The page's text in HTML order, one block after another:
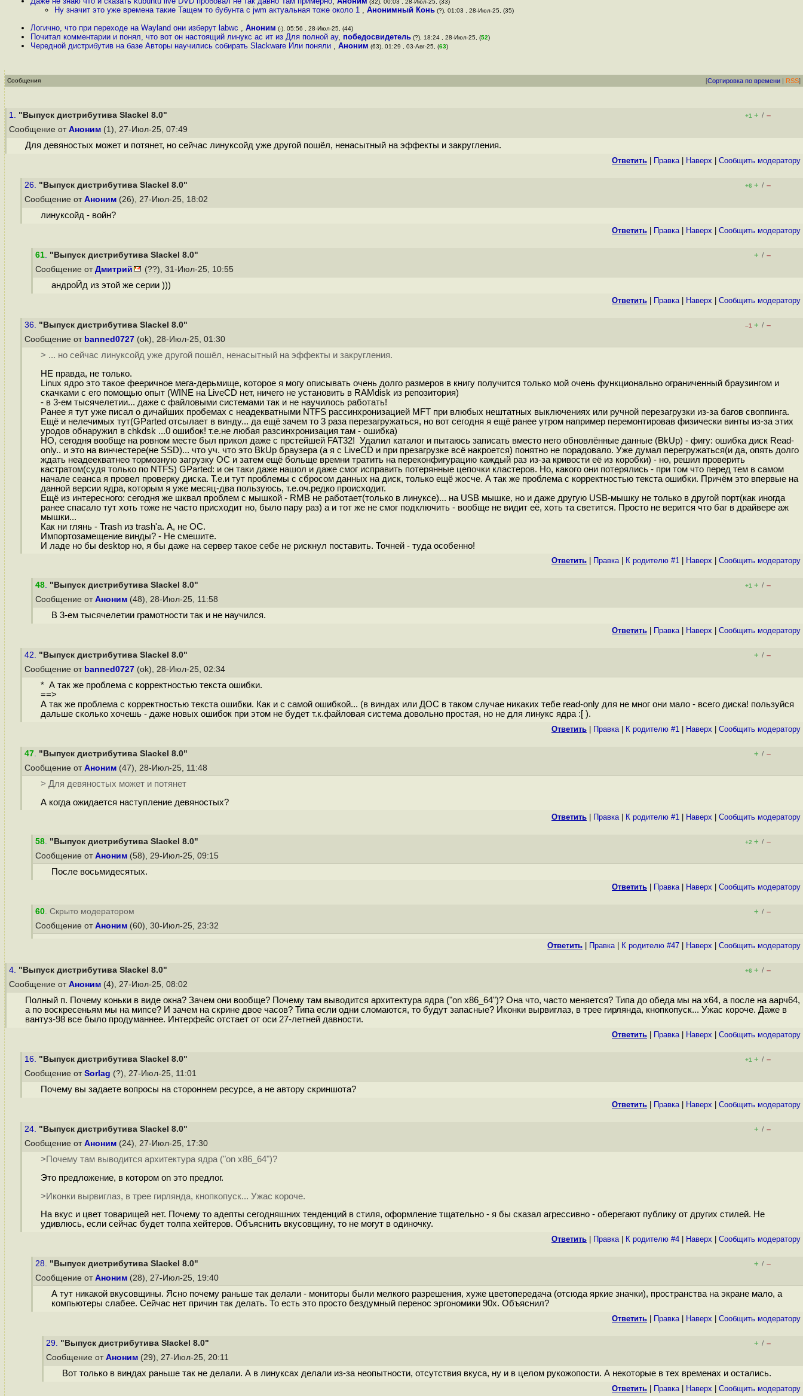
(32), 00:03 , 28-Июл-25, (33)
Ну значит это уже времена такие Тащем то бубунта с jwm актуальная тоже около 1 , Анонимный Конь (?), 01:03 , 28-Июл-25, (35)
Логично, что при переходе на Wayland они изберут labwc , Аноним (-), 05:56 , 28-Июл-25, (44)
Почитал комментарии и понял, что вот он настоящий линукс ас ит из Для полной ау, победосвидетель (?), 18:24 , 28-Июл-25, (52)
Чередной дистрибутив на базе Авторы научились собирать Slackware Или поняли , Аноним (63), 01:29 , 03-Авг-25, (63)
Сообщения [Сортировка по времени | RSS]
1. "Выпуск дистрибутива Slackel 8.0" +1 + / –
Сообщение от Аноним (1), 27-Июл-25, 07:49
Для девяностых может и потянет, но сейчас линуксойд уже другой пошёл, ненасытный на эффекты и закругления.
Ответить Правка| Наверх Cообщить модератору
26. "Выпуск дистрибутива Slackel 8.0" +6 + / –
Сообщение от Аноним (26), 27-Июл-25, 18:02
линуксойд - войн?
Ответить Правка| Наверх Cообщить модератору
61. "Выпуск дистрибутива Slackel 8.0" + / –
Сообщение от Дмитрий (??), 31-Июл-25, 10:55
андроЙд из этой же серии )))
Ответить Правка| Наверх Cообщить модератору
36. "Выпуск дистрибутива Slackel 8.0" –1 + / –
Сообщение от banned0727 (ok), 28-Июл-25, 01:30
> ... но сейчас линуксойд уже другой пошёл, ненасытный на эффекты и закругления.
НЕ правда, не только.
Linux ядро это такое фееричное мега-дерьмище, которое я могу описывать очень долго размеров в книгу получится только мой очень функционально ограниченный браузингом и
скачками с его помощью опыт (WINE на LiveCD нет, ничего не установить в RAMdisk из репозитория)
- в 3-ем тысячелетии... даже с файловыми системами так и не научилось работать!
Ранее я тут уже писал о дичайших пробемах с неадекватными NTFS рассинхронизацией MFT при влюбых нештатных выключениях или ручной перезагрузки из-за багов своппинга.
Ещё и нелечимых тут(GParted отсылает в винду... да ещё зачем то 3 раза перезагружаться, но вот сегодня я ещё ранее утром например перемонтировав физически винты из-за этих
уродов обнаружил в chkdsk ...0 ошибок! т.е.не любая разсинхронизация там - ошибка)
НО, сегодня вообще на ровном месте был прикол даже с прстейшей FAT32! Удалил каталог и пытаюсь записать вместо него обновлённые данные (BkUp) - фигу: ошибка диск Read-
only.. и это на винчестере(не SSD)... что уч. что это BkUp браузера (а я с LiveCD и при презагрузке всё накроется) понятно не порадовало. Уже думал перегружаться(и да, опять долго
ждать неадеекватнео тормозную загрузку ОС и затем ещё больще времни тратить на переконфигурацию каждый раз из-за кривости её из коробки) - но, решил проверить
кастратом(судя только по NTFS) GParted: и он таки даже нашол и даже смог исправить потерянные цепочки кластеров. Но, какого они потерялись - при том что перед тем в самом
начале сеанса я провел проверку диска. Т.е.и тут проблемы с сбросом данных на диск, только ещё жосче. А так же проблема с корректностью текста ошибки. Причём это впервые на
данной версии ядра, которым я уже месяц-два пользуюсь, т.е.оч.редко происходит.
Ещё из интересного: сегодня же шквал проблем с мышкой - RMB не работает(только в линуксе)... на USB мышке, но и даже другую USB-мышку не только в другой порт(как иногда
ранее спасало тут хоть тоже не часто присходит но, было пару раз) а и тот же не смог подключить - вообще не видит её, хоть та светится. Просто не верится что баг в драйвере аж
мышки...
Как ни глянь - Trash из trash'a. А, не ОС.
Импортозамещение винды? - Не смешите.
И ладе но бы desktop но, я бы даже на сервер такое себе не рискнул поставить. Точней - туда особенно!
Ответить Правка| К родителю #1 Наверх Cообщить модератору
48. "Выпуск дистрибутива Slackel 8.0" +1 + / –
Сообщение от Аноним (48), 28-Июл-25, 11:58
В 3-ем тысячелетии грамотности так и не научился.
Ответить Правка| Наверх Cообщить модератору
42. "Выпуск дистрибутива Slackel 8.0" + / –
Сообщение от banned0727 (ok), 28-Июл-25, 02:34
* А так же проблема с корректностью текста ошибки.
==>
А так же проблема с корректностью текста ошибки. Как и с самой ошибкой... (в виндах или ДОС в таком случае никаких тебе read-only для не мног они мало - всего диска! пользуйся
дальше сколько хочешь - даже новых ошибок при этом не будет т.к.файловая система довольно простая, но не для линукс ядра :[ ).
Ответить Правка| К родителю #1 Наверх Cообщить модератору
47. "Выпуск дистрибутива Slackel 8.0" + / –
Сообщение от Аноним (47), 28-Июл-25, 11:48
> Для девяностых может и потянет
А когда ожидается наступление девяностых?
Ответить Правка| К родителю #1 Наверх Cообщить модератору
58. "Выпуск дистрибутива Slackel 8.0" +2 + / –
Сообщение от Аноним (58), 29-Июл-25, 09:15
После восьмидесятых.
Ответить Правка| Наверх Cообщить модератору
60. Скрыто модератором + / –
Сообщение от Аноним (60), 30-Июл-25, 23:32
Ответить Правка| К родителю #47 Наверх Cообщить модератору
4. "Выпуск дистрибутива Slackel 8.0" +6 + / –
Сообщение от Аноним (4), 27-Июл-25, 08:02
Полный п. Почему коньки в виде окна? Зачем они вообще? Почему там выводится архитектура ядра ("on x86_64")? Она что, часто меняется? Типа до обеда мы на x64, а после на аарч64,
а по воскресеньям мы на мипсе? И зачем на скрине двое часов? Типа если одни сломаются, то будут запасные? Иконки вырвиглаз, в трее гирлянда, кнопкопуск... Ужас короче. Даже в
вантуз-98 все было продуманнее. Интерфейс отстает от оси 27-летней давности.
Ответить Правка| Наверх Cообщить модератору
16. "Выпуск дистрибутива Slackel 8.0" +1 + / –
Сообщение от Sorlag (?), 27-Июл-25, 11:01
Почему вы задаете вопросы на стороннем ресурсе, а не автору скриншота?
Ответить Правка| Наверх Cообщить модератору
24. "Выпуск дистрибутива Slackel 8.0" + / –
Сообщение от Аноним (24), 27-Июл-25, 17:30
>Почему там выводится архитектура ядра ("on x86_64")?
Это предложение, в котором on это предлог.
>Иконки вырвиглаз, в трее гирлянда, кнопкопуск... Ужас короче.
На вкус и цвет товарищей нет. Почему то адепты сегодняшних тенденций в стиля, оформление тщательно - я бы сказал агрессивно - оберегают публику от других стилей. Не
удивлюсь, если сейчас будет толпа хейтеров. Объяснить вкусовщину, то не могут в одиночку.
Ответить Правка| К родителю #4 Наверх Cообщить модератору
28. "Выпуск дистрибутива Slackel 8.0" + / –
Сообщение от Аноним (28), 27-Июл-25, 19:40
А тут никакой вкусовщины. Ясно почему раньше так делали - мониторы были мелкого разрешения, хуже цветопередача (отсюда яркие значки), пространства на экране мало, а
компьютеры слабее. Сейчас нет причин так делать. То есть это просто бездумный перенос эргономики 90х. Объяснил?
Ответить Правка| Наверх Cообщить модератору
29. "Выпуск дистрибутива Slackel 8.0" + / –
Сообщение от Аноним (29), 27-Июл-25, 20:11
Вот только в виндах раньше так не делали. А в линуксах делали из-за неопытности, отсутствия вкуса, ну и в целом рукожопости. А некоторые в тех временах и остались.
Ответить Правка| Наверх Cообщить модератору